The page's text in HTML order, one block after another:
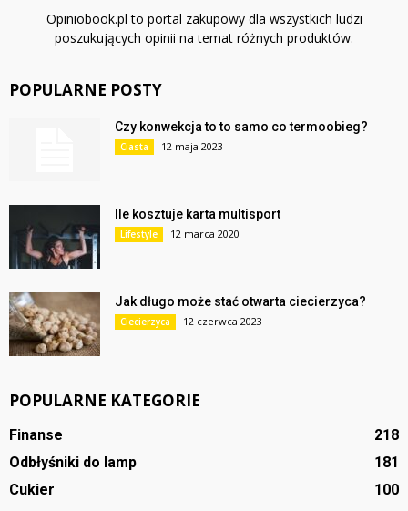
Opiniobook.pl to portal zakupowy dla wszystkich ludzi
poszukujących opinii na temat różnych produktów.
POPULARNE POSTY
Czy konwekcja to to samo co termoobieg?
Ciasta 12 maja 2023
Ile kosztuje karta multisport
Lifestyle 12 marca 2020
Jak długo może stać otwarta ciecierzyca?
Ciecierzyca 12 czerwca 2023
POPULARNE KATEGORIE
Finanse
218
Odbłyśniki do lamp
181
Cukier
100